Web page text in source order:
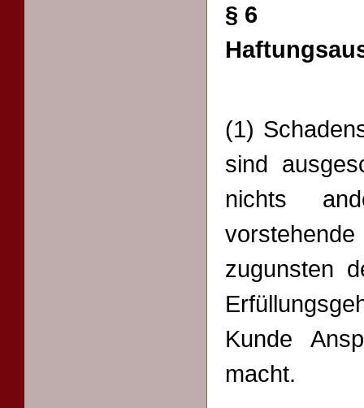
§ 6
(1)
sind
nichts
zugunsten
Kunde
macht.